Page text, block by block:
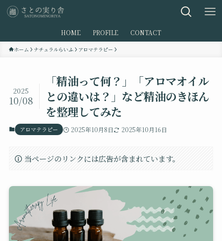
HOME PROFILE CONTACT
ホーム ナチュラルらいふ アロマテラピー
「精油って何？」「アロマオイル
との違いは？」など精油のきほん
を整理してみた
2025
10/08
アロマテラピー 2025年10月8日 2025年10月16日
当ページのリンクには広告が含まれています。